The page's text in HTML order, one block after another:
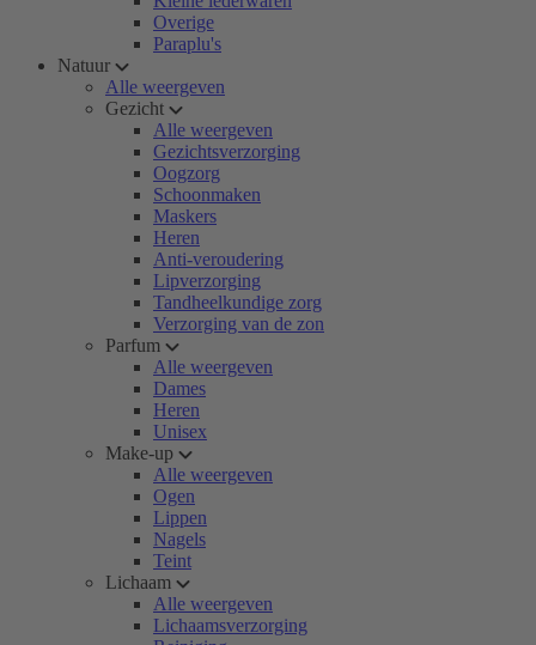
Overige
Paraplu's
Natuur
Alle weergeven
Gezicht
Alle weergeven
Gezichtsverzorging
Oogzorg
Schoonmaken
Maskers
Heren
Anti-veroudering
Lipverzorging
Tandheelkundige zorg
Verzorging van de zon
Parfum
Alle weergeven
Dames
Heren
Unisex
Make-up
Alle weergeven
Ogen
Lippen
Nagels
Teint
Lichaam
Alle weergeven
Lichaamsverzorging